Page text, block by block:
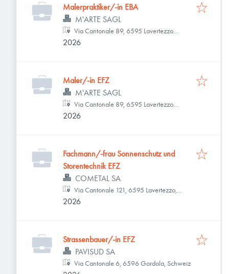
Malerpraktiker/-in EBA
M'ARTE SAGL
Via Cantonale 89, 6595 Lavertezzo
Piano, Schweiz
2026
Maler/-in EFZ
M'ARTE SAGL
Via Cantonale 89, 6595 Lavertezzo
Piano, Schweiz
2026
Fachmann/-frau Sonnenschutz und
Storentechnik EFZ
COMETAL SA
Via Cantonale 121, 6595 Lavertezzo,
Schweiz
2026
Strassenbauer/-in EFZ
PAVISUD SA
Via Cantonale 6, 6596 Gordola, Schweiz